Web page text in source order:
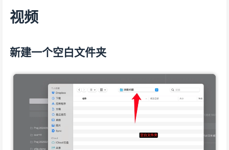
视频
新建一个空白文件夹